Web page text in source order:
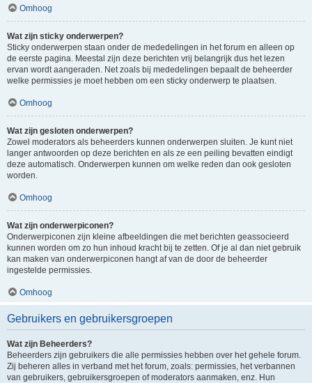
Omhoog
Wat zijn sticky onderwerpen?
Sticky onderwerpen staan onder de mededelingen in het forum en alleen op
de eerste pagina. Meestal zijn deze berichten vrij belangrijk dus het lezen
ervan wordt aangeraden. Net zoals bij mededelingen bepaalt de beheerder
welke permissies je moet hebben om een sticky onderwerp te plaatsen.
Omhoog
Wat zijn gesloten onderwerpen?
Zowel moderators als beheerders kunnen onderwerpen sluiten. Je kunt niet
langer antwoorden op deze berichten en als ze een peiling bevatten eindigt
deze automatisch. Onderwerpen kunnen om welke reden dan ook gesloten
worden.
Omhoog
Wat zijn onderwerpiconen?
Onderwerpiconen zijn kleine afbeeldingen die met berichten geassocieerd
kunnen worden om zo hun inhoud kracht bij te zetten. Of je al dan niet gebruik
kan maken van onderwerpiconen hangt af van de door de beheerder
ingestelde permissies.
Omhoog
Gebruikers en gebruikersgroepen
Wat zijn Beheerders?
Beheerders zijn gebruikers die alle permissies hebben over het gehele forum.
Zij beheren alles in verband met het forum, zoals: permissies, het verbannen
van gebruikers, gebruikersgroepen of moderators aanmaken, enz. Hun